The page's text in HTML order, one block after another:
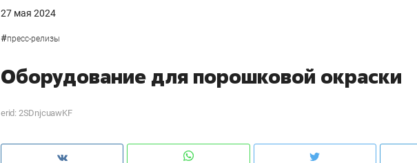
27 мая 2024
#пресс-релизы
Оборудование для порошковой окраски
erid: 2SDnjcuawKF